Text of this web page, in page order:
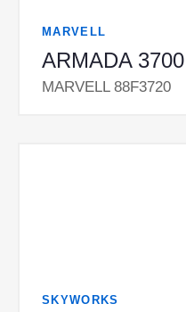
MARVELL
ARMADA
MARVELL 88F3720
SKYWORKS